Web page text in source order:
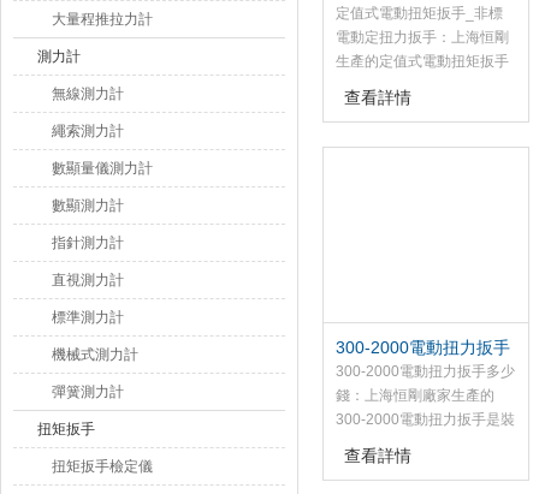
大量程推拉力計
測力計
無線測力計
繩索測力計
數顯量儀測力計
數顯測力計
指針測力計
直視測力計
標準測力計
機械式測力計
彈簧測力計
扭矩扳手
扭矩扳手檢定儀
標電動定扭力扳手
定值式電動扭矩扳手_非標
電動定扭力扳手：上海恒剛
生產的定值式電動扭矩扳手
是裝配螺紋件及螺栓的機械
化施工工具，具有自動控制
查看詳情
300-2000電動扭力扳手
多少錢
300-2000電動扭力扳手多少
錢：上海恒剛廠家生產的
300-2000電動扭力扳手是裝
配螺紋件及螺栓的機械化施
工工具，具有自動控制扭矩
查看詳情